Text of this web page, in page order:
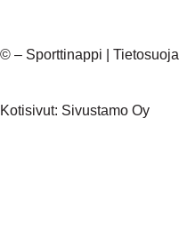
© – Sporttinappi |
Kotisivut: Sivustamo Oy